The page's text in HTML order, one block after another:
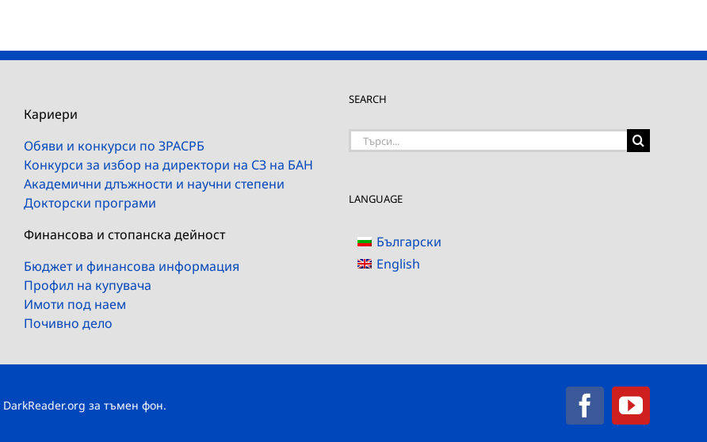
Кариери
Обяви и конкурси по ЗРАСРБ
Конкурси за избор на директори на СЗ на БАН
Академични длъжности и научни степени
Докторски програми
Финансова и стопанска дейност
Бюджет и финансова информация
Профил на купувача
Имоти под наем
Почивно дело
SEARCH
Търсене
LANGUAGE
Български
English
DarkReader.org за тъмен фон. Facebook